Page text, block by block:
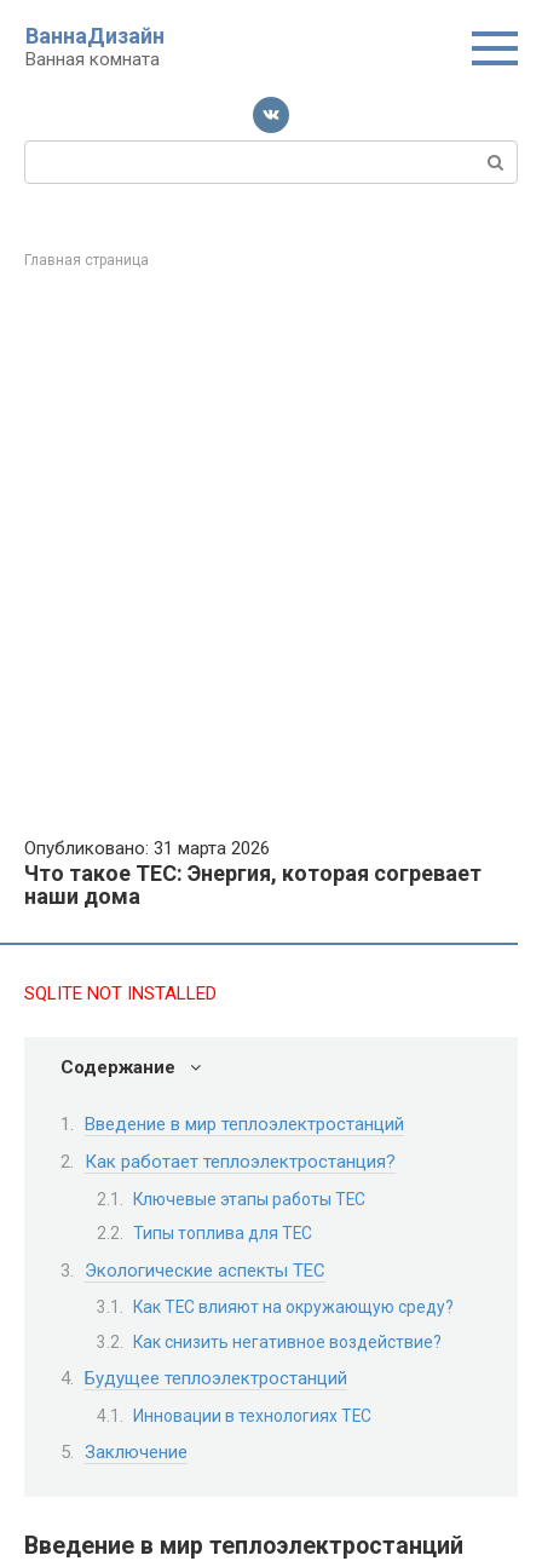
контенту
ВаннаДизайн
Ванная комната
Поиск:
Главная страница
Опубликовано: 31 марта 2026
Что такое ТЕС: Энергия, которая согревает
наши дома
SQLITE NOT INSTALLED
Содержание
Введение в мир теплоэлектростанций
Как работает теплоэлектростанция?
Ключевые этапы работы ТЕС
Типы топлива для ТЕС
Экологические аспекты ТЕС
Как ТЕС влияют на окружающую среду?
Как снизить негативное воздействие?
Будущее теплоэлектростанций
Инновации в технологиях ТЕС
Заключение
Введение в мир теплоэлектростанций